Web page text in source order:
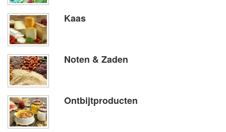
Kaas
Noten & Zaden
Ontbijtproducten